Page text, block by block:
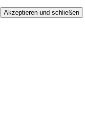
Akzeptieren und schließen